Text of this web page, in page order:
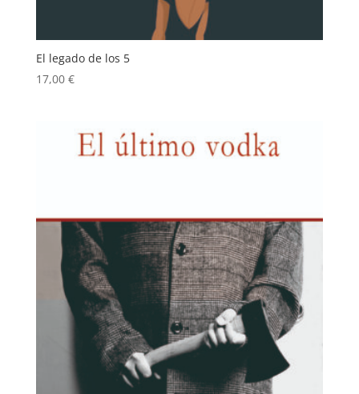
El legado de los 5
17,00 €